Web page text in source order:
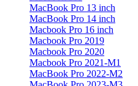
MacBook Pro 13 inch
MacBook Pro 14 inch
Macbook Pro 16 inch
Macbook Pro 2019
Macbook Pro 2020
Macbook Pro 2021-M1
MacBook Pro 2022-M2